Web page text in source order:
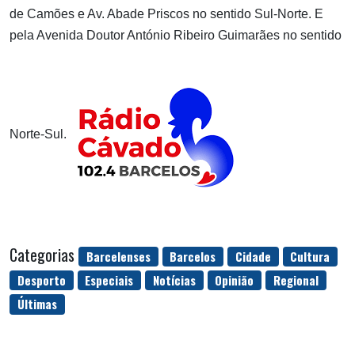
de Camões e Av. Abade Priscos no sentido Sul-Norte. E
pela Avenida Doutor António Ribeiro Guimarães no sentido
Norte-Sul.
Categorias Barcelenses Barcelos Cidade
Cultura
Desporto
Especiais Notícias Opinião
Regional
Últimas